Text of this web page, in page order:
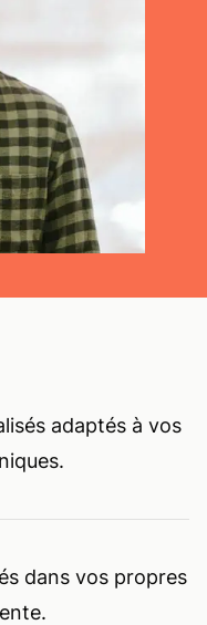
adaptés à vos
dans vos propres